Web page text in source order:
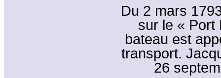
Du 2 mars
sur le « Port
bateau est
transport.
26